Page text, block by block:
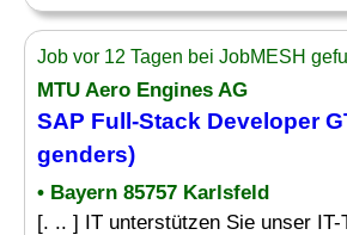
Job vor 12 Tagen bei JobMESH
MTU Aero Engines AG
SAP Full-Stack Developer
genders)
• Bayern 85757 Karlsfeld
[. .. ] IT unterstützen Sie unser IT-